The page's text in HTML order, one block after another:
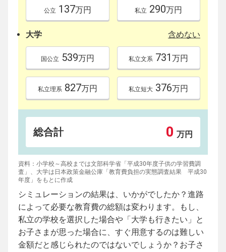
公立 137万円 私立 290万円
大学 含めない
国公立 539万円 私立文系 731万円
私立理系 827万円 私立短大 376万円
総合計 0 万円
資料：小学校～高校までは文部科学省「平成30年度子供の学習費調
査」、大学は日本政策金融公庫「教育費負担の実態調査結果 平成30
年度」をもとに作成
シミュレーションの結果は、いかがでしたか？進路
によって必要な教育費の総額は変わります。もし、
私立の学校を選択した場合や「大学も行きたい」と
お子さまが思った場合に、すぐ用意するのは難しい
金額だと感じられたのではないでしょうか？お子さ